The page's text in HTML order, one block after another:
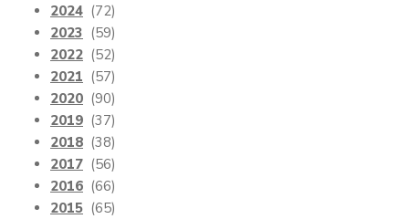
2024 (72)
2023 (59)
2022 (52)
2021 (57)
2020 (90)
2019 (37)
2018 (38)
2017 (56)
2016 (66)
2015 (65)